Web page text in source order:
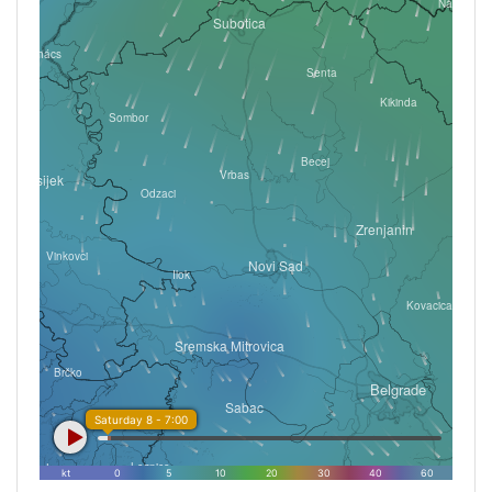
Subotica
Nădlac
Odzaci
Ilok
Vrbas
Mohács
Osijek
Vinkovci
Sombor
Kovacica
Novi Sad
Becej
Senta
Zrenjanin
Kikinda
Loznica
Brčko
Sremska Mitrovica
Tuzla
Belgrade
Sabac
Saturday 8 - 7:00
kt 0 5 10 20 30 40 60